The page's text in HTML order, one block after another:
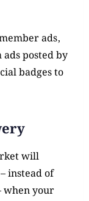
ads,
posted by
badges to
will
instead of
when your